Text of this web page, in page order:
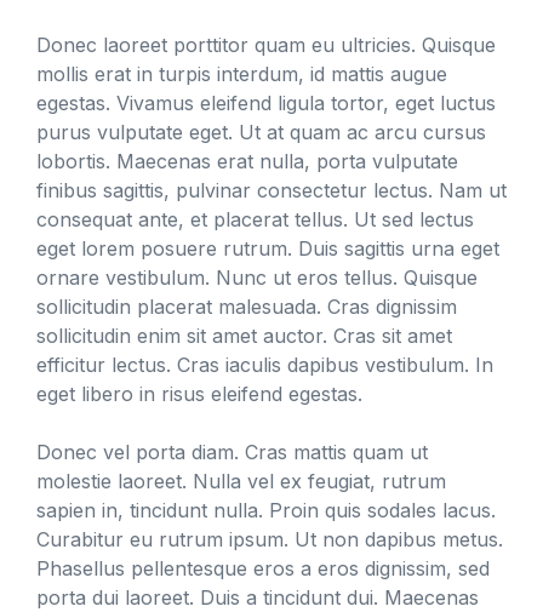
Donec laoreet porttitor quam eu ultricies. Quisque
mollis erat in turpis interdum, id mattis augue
egestas. Vivamus eleifend ligula tortor, eget luctus
purus vulputate eget. Ut at quam ac arcu cursus
lobortis. Maecenas erat nulla, porta vulputate
finibus sagittis, pulvinar consectetur lectus. Nam ut
consequat ante, et placerat tellus. Ut sed lectus
eget lorem posuere rutrum. Duis sagittis urna eget
ornare vestibulum. Nunc ut eros tellus. Quisque
sollicitudin placerat malesuada. Cras dignissim
sollicitudin enim sit amet auctor. Cras sit amet
efficitur lectus. Cras iaculis dapibus vestibulum. In
eget libero in risus eleifend egestas.
Donec vel porta diam. Cras mattis quam ut
molestie laoreet. Nulla vel ex feugiat, rutrum
sapien in, tincidunt nulla. Proin quis sodales lacus.
Curabitur eu rutrum ipsum. Ut non dapibus metus.
Phasellus pellentesque eros a eros dignissim, sed
porta dui laoreet. Duis a tincidunt dui. Maecenas